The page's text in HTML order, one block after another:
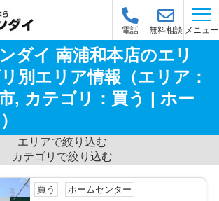
電話 無料相談 メニュー
ダイ 南浦和本店のエリ
別エリア情報（エリア：
, カテゴリ：買う | ホー
エリアで絞り込む
カテゴリで絞り込む
買う ホームセンター